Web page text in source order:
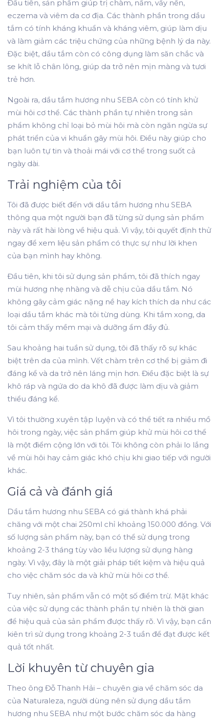
Đầu tiên, sản phẩm giúp trị chàm, nấm, vẩy nến,
eczema và viêm da cơ địa. Các thành phần trong dầu
tắm có tính kháng khuẩn và kháng viêm, giúp làm dịu
và làm giảm các triệu chứng của những bệnh lý da này.
Đặc biệt, dầu tắm còn có công dụng làm săn chắc và
se khít lỗ chân lông, giúp da trở nên mịn màng và tươi
trẻ hơn.
Ngoài ra, dầu tắm hương nhu SEBA còn có tính khử
mùi hôi cơ thể. Các thành phần tự nhiên trong sản
phẩm không chỉ loại bỏ mùi hôi mà còn ngăn ngừa sự
phát triển của vi khuẩn gây mùi hôi. Điều này giúp cho
bạn luôn tự tin và thoải mái với cơ thể trong suốt cả
ngày dài.
Trải nghiệm của tôi
Tôi đã được biết đến với dầu tắm hương nhu SEBA
thông qua một người bạn đã từng sử dụng sản phẩm
này và rất hài lòng về hiệu quả. Vì vậy, tôi quyết định thử
ngay để xem liệu sản phẩm có thực sự như lời khen
của bạn mình hay không.
Đầu tiên, khi tôi sử dụng sản phẩm, tôi đã thích ngay
mùi hương nhẹ nhàng và dễ chịu của dầu tắm. Nó
không gây cảm giác nặng nề hay kích thích da như các
loại dầu tắm khác mà tôi từng dùng. Khi tắm xong, da
tôi cảm thấy mềm mại và dưỡng ẩm đầy đủ.
Sau khoảng hai tuần sử dụng, tôi đã thấy rõ sự khác
biệt trên da của mình. Vết chàm trên cơ thể bị giảm đi
đáng kể và da trở nên láng mịn hơn. Điều đặc biệt là sự
khô ráp và ngứa do da khô đã được làm dịu và giảm
thiểu đáng kể.
Vì tôi thường xuyên tập luyện và có thể tiết ra nhiều mồ
hôi trong ngày, việc sản phẩm giúp khử mùi hôi cơ thể
là một điểm cộng lớn với tôi. Tôi không còn phải lo lắng
về mùi hôi hay cảm giác khó chịu khi giao tiếp với người
khác.
Giá cả và đánh giá
Dầu tắm hương nhu SEBA có giá thành khá phải
chăng với một chai 250ml chỉ khoảng 150.000 đồng. Với
số lượng sản phẩm này, bạn có thể sử dụng trong
khoảng 2-3 tháng tùy vào liều lượng sử dụng hàng
ngày. Vì vậy, đây là một giải pháp tiết kiệm và hiệu quả
cho việc chăm sóc da và khử mùi hôi cơ thể.
Tuy nhiên, sản phẩm vẫn có một số điểm trừ. Mặt khác
của việc sử dụng các thành phần tự nhiên là thời gian
để hiệu quả của sản phẩm được thấy rõ. Vì vậy, bạn cần
kiên trì sử dụng trong khoảng 2-3 tuần để đạt được kết
quả tốt nhất.
Lời khuyên từ chuyên gia
Theo ông Đỗ Thanh Hải – chuyên gia về chăm sóc da
của Naturaleza, người dùng nên sử dụng dầu tắm
hương nhu SEBA như một bước chăm sóc da hàng